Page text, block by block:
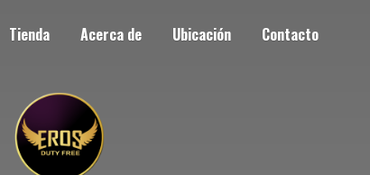
Tienda Acerca de Ubicación Contacto